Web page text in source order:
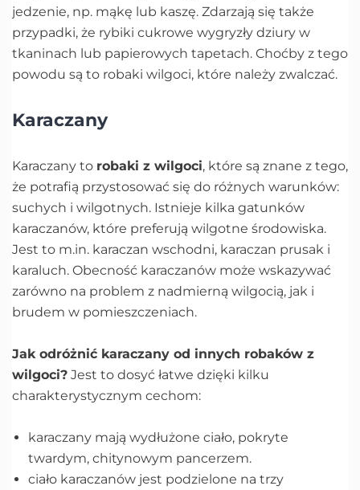
jedzenie, np. mąkę lub kaszę. Zdarzają się także
przypadki, że rybiki cukrowe wygryzły dziury w
tkaninach lub papierowych tapetach. Choćby z tego
powodu są to robaki wilgoci, które należy zwalczać.
Karaczany
Karaczany to robaki z wilgoci, które są znane z tego,
że potrafią przystosować się do różnych warunków:
suchych i wilgotnych. Istnieje kilka gatunków
karaczanów, które preferują wilgotne środowiska.
Jest to m.in. karaczan wschodni, karaczan prusak i
karaluch. Obecność karaczanów może wskazywać
zarówno na problem z nadmierną wilgocią, jak i
brudem w pomieszczeniach.
Jak odróżnić karaczany od innych robaków z
wilgoci? Jest to dosyć łatwe dzięki kilku
charakterystycznym cechom:
karaczany mają wydłużone ciało, pokryte
twardym, chitynowym pancerzem.
ciało karaczanów jest podzielone na trzy